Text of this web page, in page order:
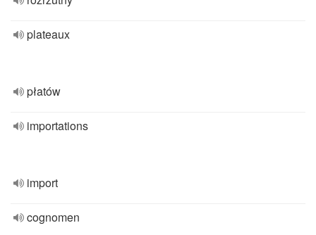
plateaux
płatów
importations
import
cognomen